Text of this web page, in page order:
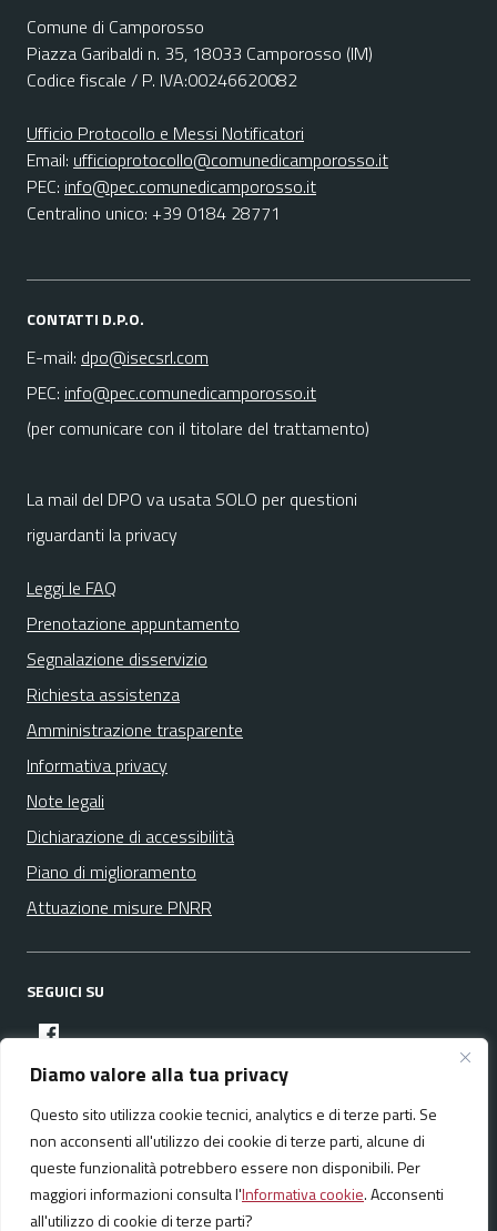
Diamo valore alla tua privacy
Questo sito utilizza cookie tecnici, analytics e di terze parti. Se
non acconsenti all'utilizzo dei cookie di terze parti, alcune di
queste funzionalità potrebbero essere non disponibili. Per
maggiori informazioni consulta l'Informativa cookie. Acconsenti
all'utilizzo di cookie di terze parti?
Comune di Camporosso
Piazza Garibaldi n. 35, 18033 Camporosso (IM)
Codice fiscale / P. IVA:00246620082
Ufficio Protocollo e Messi Notificatori
Email: ufficioprotocollo@comunedicamporosso.it
PEC: info@pec.comunedicamporosso.it
Centralino unico: +39 0184 28771
CONTATTI D.P.O.
E-mail: dpo@isecsrl.com
PEC: info@pec.comunedicamporosso.it
(per comunicare con il titolare del trattamento)
La mail del DPO va usata SOLO per questioni
riguardanti la privacy
Leggi le FAQ
Prenotazione appuntamento
Segnalazione disservizio
Richiesta assistenza
Amministrazione trasparente
Informativa privacy
Note legali
Dichiarazione di accessibilità
Piano di miglioramento
Attuazione misure PNRR
SEGUICI SU
facebook
Media policy Mappa del sito